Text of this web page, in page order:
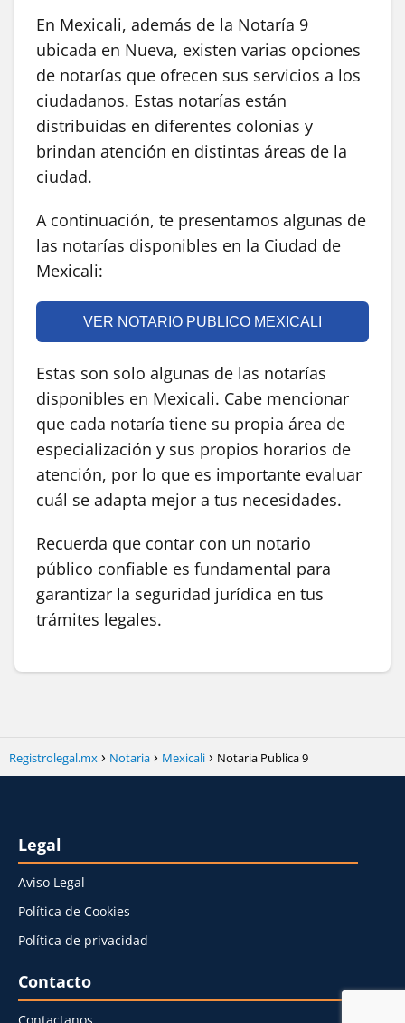
En Mexicali, además de la Notaría 9
ubicada en Nueva, existen varias opciones
de notarías que ofrecen sus servicios a los
ciudadanos. Estas notarías están
distribuidas en diferentes colonias y
brindan atención en distintas áreas de la
ciudad.
A continuación, te presentamos algunas de
las notarías disponibles en la Ciudad de
Mexicali:
VER NOTARIO PUBLICO MEXICALI
Estas son solo algunas de las notarías
disponibles en Mexicali. Cabe mencionar
que cada notaría tiene su propia área de
especialización y sus propios horarios de
atención, por lo que es importante evaluar
cuál se adapta mejor a tus necesidades.
Recuerda que contar con un notario
público confiable es fundamental para
garantizar la seguridad jurídica en tus
trámites legales.
Registrolegal.mx Notaria Mexicali Notaria Publica 9
Legal
Aviso Legal
Política de Cookies
Política de privacidad
Contacto
Contactanos